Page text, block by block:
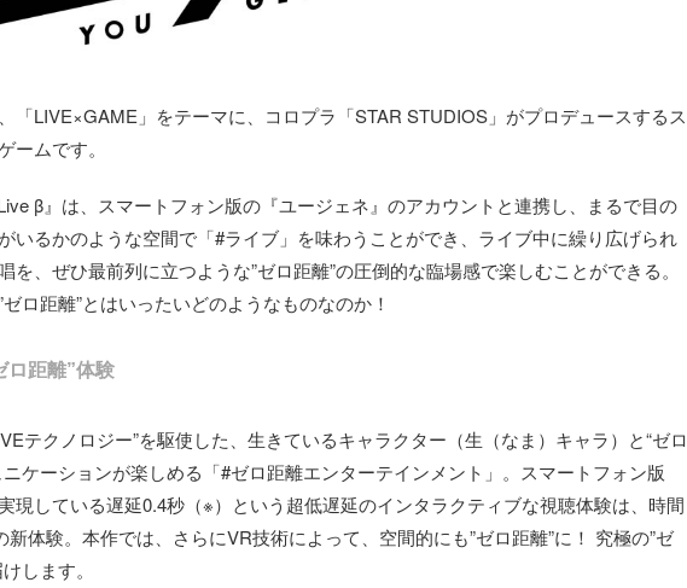
「LIVE×GAME」をテーマに、コロプラ「STAR STUDIOS」がプロデュースするス
ームです。
β』は、スマートフォン版の『ユージェネ』のアカウントと連携し、まるで目の
いるかのような空間で「#ライブ」を味わうことができ、ライブ中に繰り広げられ
を、ぜひ最前列に立つような”ゼロ距離”の圧倒的な臨場感で楽しむことができる。
距離”とはいったいどのようなものなのか！
ロ距離”体験
テクノロジー”を駆使した、生きているキャラクター（生（なま）キャラ）と“ゼロ
ケーションが楽しめる「#ゼロ距離エンターテインメント」。スマートフォン版
現している遅延0.4秒（※）という超低遅延のインタラクティブな視聴体験は、時間
新体験。本作では、さらにVR技術によって、空間的にも”ゼロ距離”に！ 究極の”ゼ
します。